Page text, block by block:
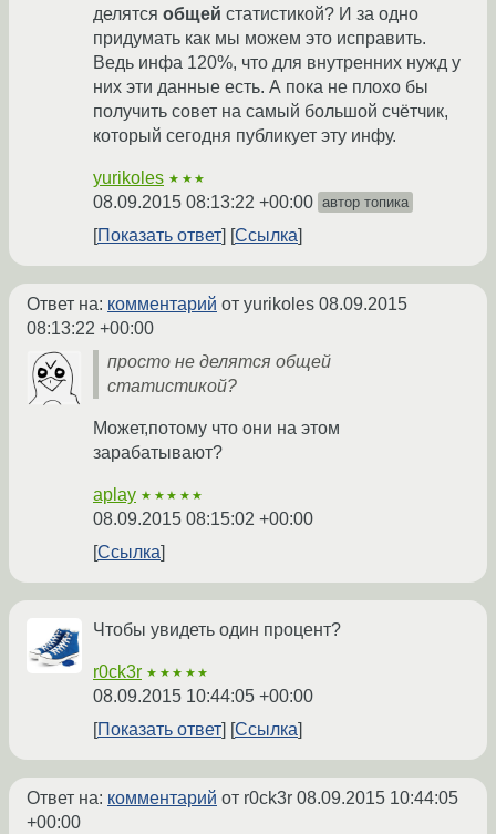
делятся общей статистикой? И за одно
придумать как мы можем это исправить.
Ведь инфа 120%, что для внутренних нужд у
них эти данные есть. А пока не плохо бы
получить совет на самый большой счётчик,
который сегодня публикует эту инфу.
yurikoles ★★★
08.09.2015 08:13:22 +00:00 автор топика
Показать ответ Ссылка
Ответ на: комментарий от yurikoles 08.09.2015
08:13:22 +00:00
просто не делятся общей
статистикой?
Может,потому что они на этом
зарабатывают?
aplay ★★★★★
08.09.2015 08:15:02 +00:00
Ссылка
Чтобы увидеть один процент?
r0ck3r ★★★★★
08.09.2015 10:44:05 +00:00
Показать ответ
Ссылка
Ответ на: комментарий от r0ck3r 08.09.2015 10:44:05
+00:00